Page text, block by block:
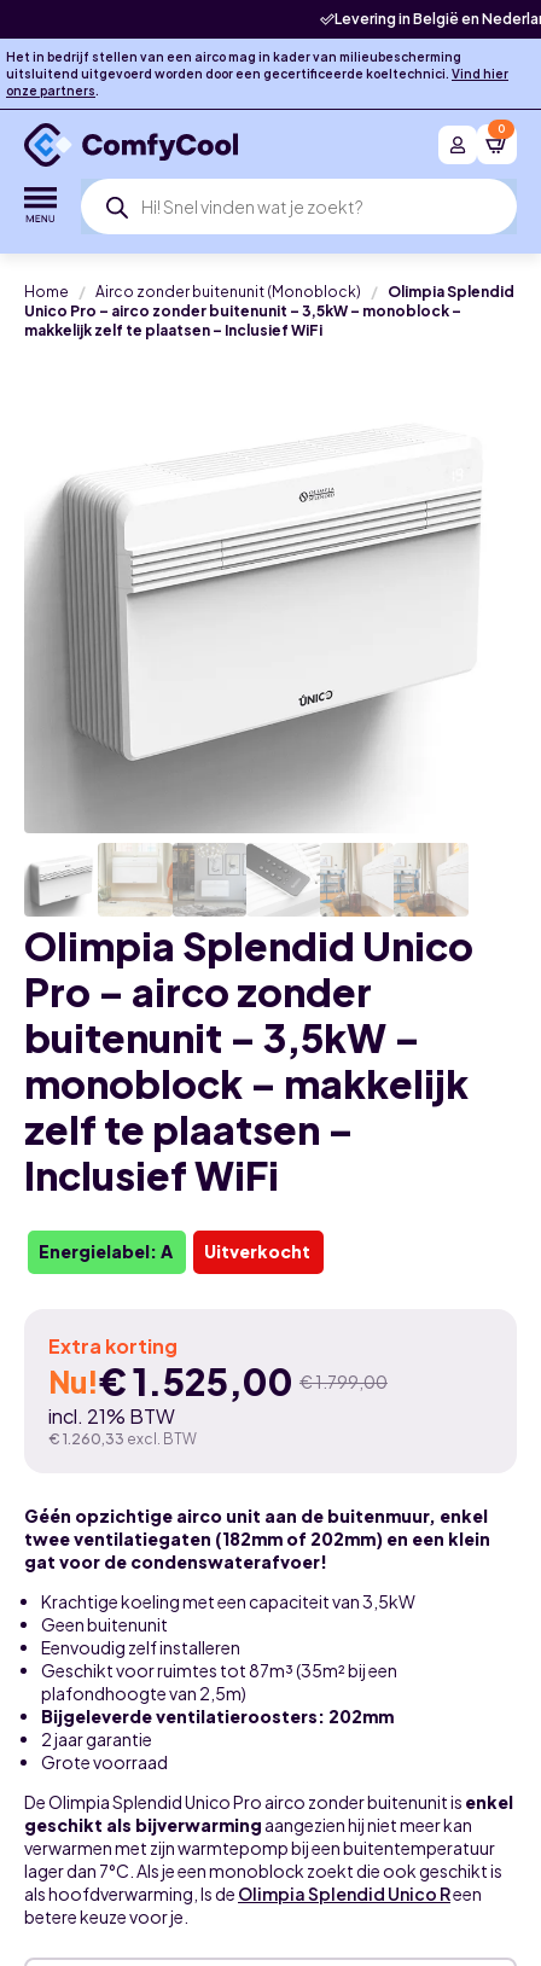
Levering in België en Nederland 🇧🇪 🇳🇱
Het in bedrijf stellen van een airco mag in kader van milieubescherming
uitsluitend uitgevoerd worden door een gecertificeerde koeltechnici. Vind hier
onze partners.
Producten
zoeken
0
Home Airco zonder buitenunit (Monoblock)
Olimpia Splendid
Unico Pro – airco zonder buitenunit – 3,5kW – monoblock –
makkelijk zelf te plaatsen – Inclusief WiFi
Olimpia Splendid Unico
Pro – airco zonder
buitenunit – 3,5kW –
monoblock – makkelijk
zelf te plaatsen –
Inclusief WiFi
Energielabel: A Uitverkocht
Extra korting
Nu! €1.799,00
Oorspronkelijke
prijs
€ 1.799,00.
€1.525,00
Huidige
prijs
€ 1.525,00.
incl. 21% BTW
€ 1.260,33 excl. BTW
Géén opzichtige airco unit aan de buitenmuur, enkel
twee ventilatiegaten (182mm of 202mm) en een klein
gat voor de condenswaterafvoer!
Krachtige koeling met een capaciteit van 3,5kW
Geen buitenunit
Eenvoudig zelf installeren
Geschikt voor ruimtes tot 87m³ (35m² bij een
plafondhoogte van 2,5m)
Bijgeleverde ventilatieroosters: 202mm
2 jaar garantie
Grote voorraad
De Olimpia Splendid Unico Pro airco zonder buitenunit is enkel
geschikt als bijverwarming aangezien hij niet meer kan
verwarmen met zijn warmtepomp bij een buitentemperatuur
lager dan 7°C. Als je een monoblock zoekt die ook geschikt is
als hoofdverwarming, Is de Olimpia Splendid Unico Reen
betere keuze voor je.